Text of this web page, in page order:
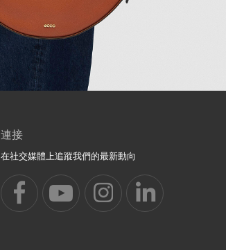
連接
在社交媒體上追蹤我們的最新動向